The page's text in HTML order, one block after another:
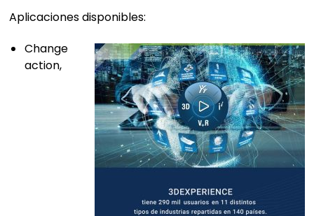
Aplicaciones disponibles:
Change
action,